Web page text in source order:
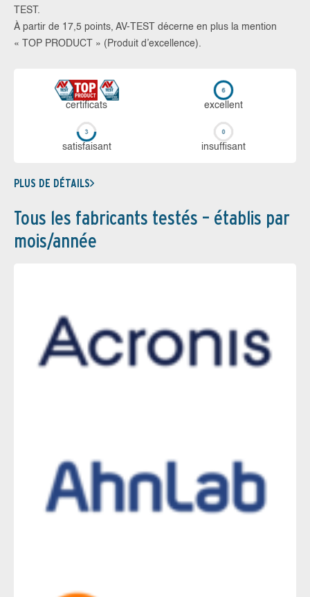
TEST.
À partir de 17,5 points, AV-TEST décerne en plus la mention
« TOP PRODUCT » (Produit d’excellence).
certi­ficats ex­cellent
sa­tis­fai­sant in­suf­fi­sant
PLUS DE DÉTAILS
Tous les fabricants testés – établis par
mois/année